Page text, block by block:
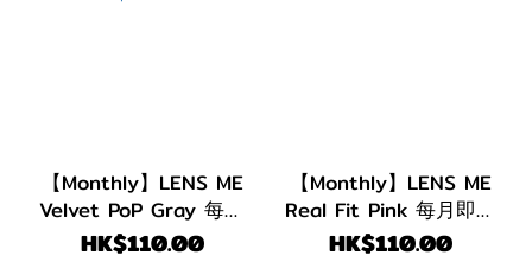
【Monthly】LENS ME
Velvet PoP Gray 每月
即棄｜1盒2片
HK$110.00
【Monthly】LENS ME
Real Fit Pink 每月即棄
｜1盒2片
HK$110.00